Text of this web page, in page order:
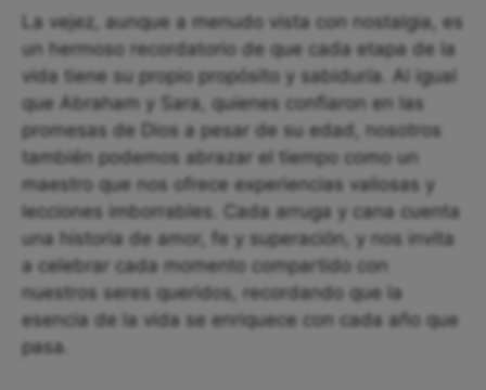
La vejez, aunque a menudo vista con nostalgia, es
un hermoso recordatorio de que cada etapa de la
vida tiene su propio propósito y sabiduría. Al igual
que Abraham y Sara, quienes confiaron en las
promesas de Dios a pesar de su edad, nosotros
también podemos abrazar el tiempo como un
maestro que nos ofrece experiencias valiosas y
lecciones imborrables. Cada arruga y cana cuenta
una historia de amor, fe y superación, y nos invita
a celebrar cada momento compartido con
nuestros seres queridos, recordando que la
esencia de la vida se enriquece con cada año que
pasa.